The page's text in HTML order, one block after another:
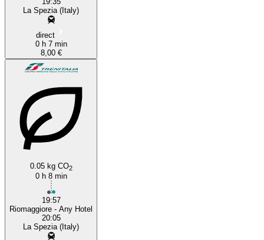
La Spezia (Italy)
direct
0 h 7 min
8,00 €
0.05 kg CO2
0 h 8 min
19:57
Riomaggiore - Any Hotel
20:05
La Spezia (Italy)